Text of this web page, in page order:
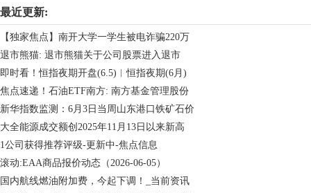
最近更新:
【独家焦点】南开大学一学生被电诈骗220万
退市熊猫: 退市熊猫关于公司股票进入退市
即时看！恒指夜期开盘(6.5)︱恒指夜期(6月)
焦点速递！石油ETF南方: 南方基金管理股份
新华指数监测：6月3日当周山东港口铁矿石价
大全能源成交额创2025年11月13日以来新高
1公司获得推荐评级-更新中-焦点信息
滚动:EAA商品报价动态（2026-06-05）
国内航线燃油附加费，今起下调！_当前资讯